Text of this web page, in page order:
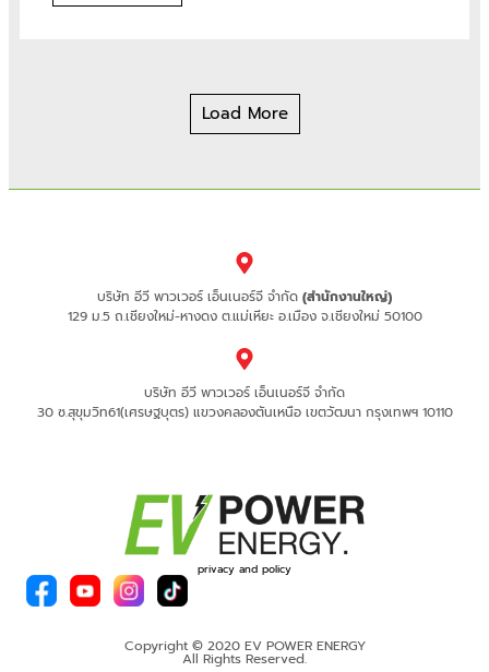
Load More
บริษัท อีวี พาวเวอร์ เอ็นเนอร์จี จำกัด (สำนักงานใหญ่)
129 ม.5 ถ.เชียงใหม่-หางดง ต.แม่เหียะ อ.เมือง จ.เชียงใหม่ 50100
บริษัท อีวี พาวเวอร์ เอ็นเนอร์จี จำกัด
30 ซ.สุขุมวิท61(เศรษฐบุตร) แขวงคลองตันเหนือ เขตวัฒนา กรุงเทพฯ 10110
privacy and policy
Copyright © 2020 EV POWER ENERGY
All Rights Reserved.